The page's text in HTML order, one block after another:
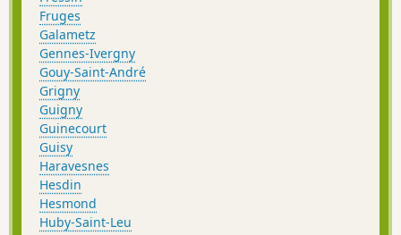
Fruges
Galametz
Gennes-Ivergny
Gouy-Saint-André
Grigny
Guigny
Guinecourt
Guisy
Haravesnes
Hesdin
Hesmond
Huby-Saint-Leu